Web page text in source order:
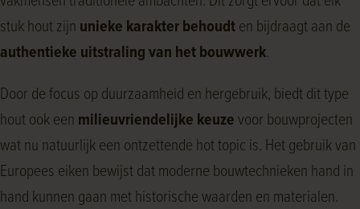
stuk hout zijn unieke karakter behoudten bijdraagt aan de
authentieke uitstraling van het bouwwerk.
Door de focus op duurzaamheid en hergebruik, biedt dit type
hout ook een milieuvriendelijke keuzevoor bouwprojecten
wat nu natuurlijk een ontzettende hot topic is. Het gebruik van
Europees eiken bewijst dat moderne bouwtechnieken hand in
hand kunnen gaan met historische waarden en materialen.